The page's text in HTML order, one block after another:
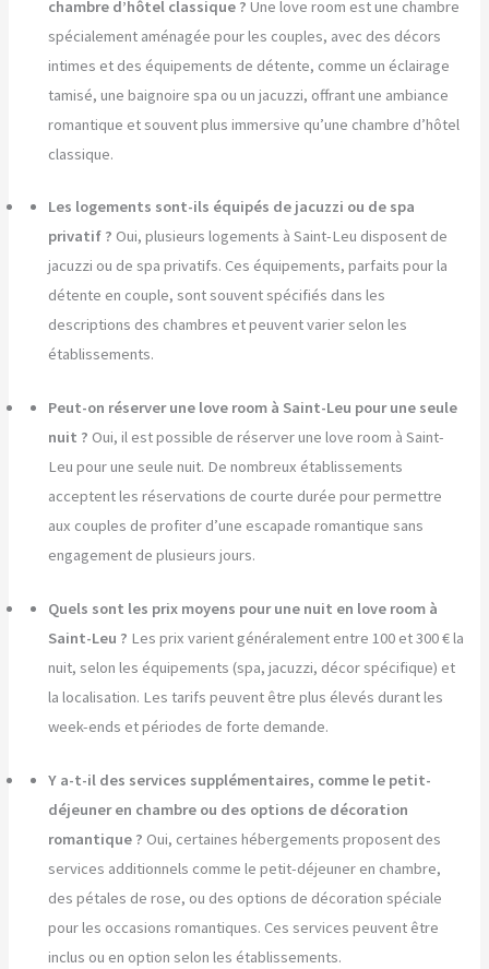
chambre d’hôtel classique ? Une love room est une chambre
spécialement aménagée pour les couples, avec des décors
intimes et des équipements de détente, comme un éclairage
tamisé, une baignoire spa ou un jacuzzi, offrant une ambiance
romantique et souvent plus immersive qu’une chambre d’hôtel
classique.
Les logements sont-ils équipés de jacuzzi ou de spa
privatif ? Oui, plusieurs logements à Saint-Leu disposent de
jacuzzi ou de spa privatifs. Ces équipements, parfaits pour la
détente en couple, sont souvent spécifiés dans les
descriptions des chambres et peuvent varier selon les
établissements.
Peut-on réserver une love room à Saint-Leu pour une seule
nuit ? Oui, il est possible de réserver une love room à Saint-
Leu pour une seule nuit. De nombreux établissements
acceptent les réservations de courte durée pour permettre
aux couples de profiter d’une escapade romantique sans
engagement de plusieurs jours.
Quels sont les prix moyens pour une nuit en love room à
Saint-Leu ? Les prix varient généralement entre 100 et 300 € la
nuit, selon les équipements (spa, jacuzzi, décor spécifique) et
la localisation. Les tarifs peuvent être plus élevés durant les
week-ends et périodes de forte demande.
Y a-t-il des services supplémentaires, comme le petit-
déjeuner en chambre ou des options de décoration
romantique ? Oui, certaines hébergements proposent des
services additionnels comme le petit-déjeuner en chambre,
des pétales de rose, ou des options de décoration spéciale
pour les occasions romantiques. Ces services peuvent être
inclus ou en option selon les établissements.